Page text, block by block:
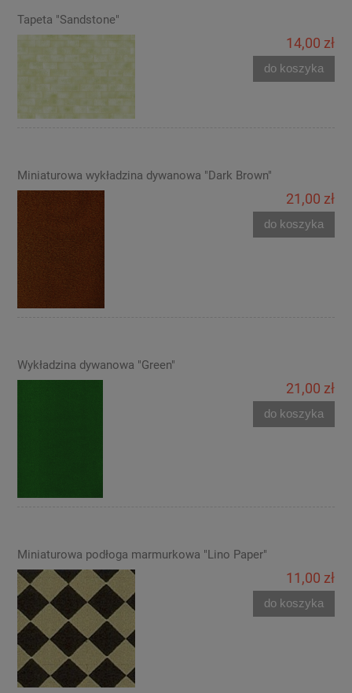
Tapeta "Sandstone"
14,00 zł
do koszyka
Miniaturowa wykładzina dywanowa "Dark Brown"
21,00 zł
do koszyka
Wykładzina dywanowa "Green"
21,00 zł
do koszyka
Miniaturowa podłoga marmurkowa "Lino Paper"
11,00 zł
do koszyka